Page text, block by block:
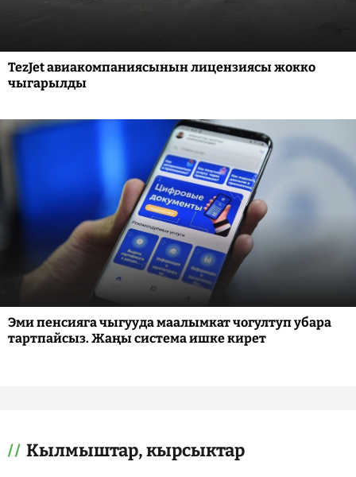
TezJet авиакомпаниясынын лицензиясы жокко
чыгарылды
Эми пенсияга чыгууда маалымкат чогултуп убара
тартпайсыз. Жаңы система ишке кирет
Кылмыштар, кырсыктар